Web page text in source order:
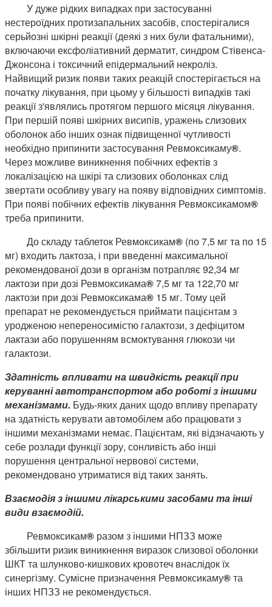
У дуже рідких випадках при застосуванні
нестероїдних протизапальних засобів, спостерігалися
серьйозні шкірні реакції (деякі з них були фатальними),
включаючи ексфоліативний дерматит, синдром Стівенса-
Джонсона і токсичний епідермальний некроліз.
Найвищий ризик появи таких реакцій спостерігається на
початку лікування, при цьому у більшості випадків такі
реакції з'являлись протягом першого місяця лікування.
При першій появі шкірних висипів, уражень слизових
оболонок або інших ознак підвищенної чутливості
необхідно припинити застосування Ревмоксикаму®.
Через можливе виникнення побічних ефектів з
локалізацією на шкірі та слизових оболонках слід
звертати особливу увагу на появу відповідних симптомів.
При появі побічних ефектів лікування Ревмоксикамом®
треба припинити.
До складу таблеток Ревмоксикам® (по 7,5 мг та по 15
мг) входить лактоза, і при введенні максимальної
рекомендованої дози в організм потрапляє 92,34 мг
лактози при дозі Ревмоксикама®7,5 мг та 122,70 мг
лактози при дозі Ревмоксикама® 15 мг. Тому цей
препарат не рекомендується приймати пацієнтам з
уродженою непереносимістю галактози, з дефіцитом
лактази або порушенням всмоктування глюкози чи
галактози.
Здатність впливати на швидкість реакції при
керуванні автотранспортом або роботі з іншими
механізмами. Будь-яких даних щодо впливу препарату
на здатність керувати автомобілем або працювати з
іншими механізмами немає. Пацієнтам, які відзначають у
себе розлади функції зору, сонливість або інші
порушення центральної нервової системи,
рекомендовано утриматися від таких занять.
Взаємодія з іншими лікарськими засобами та інші
види взаємодій.
Ревмоксикам® разом з іншими НПЗЗ може
збільшити ризик виникнення виразок слизової оболонки
ШКТ та шлунково-кишкових кровотеч внаслідок їх
синергізму. Сумісне призначення Ревмоксикаму®та
інших НПЗЗ не рекомендується.